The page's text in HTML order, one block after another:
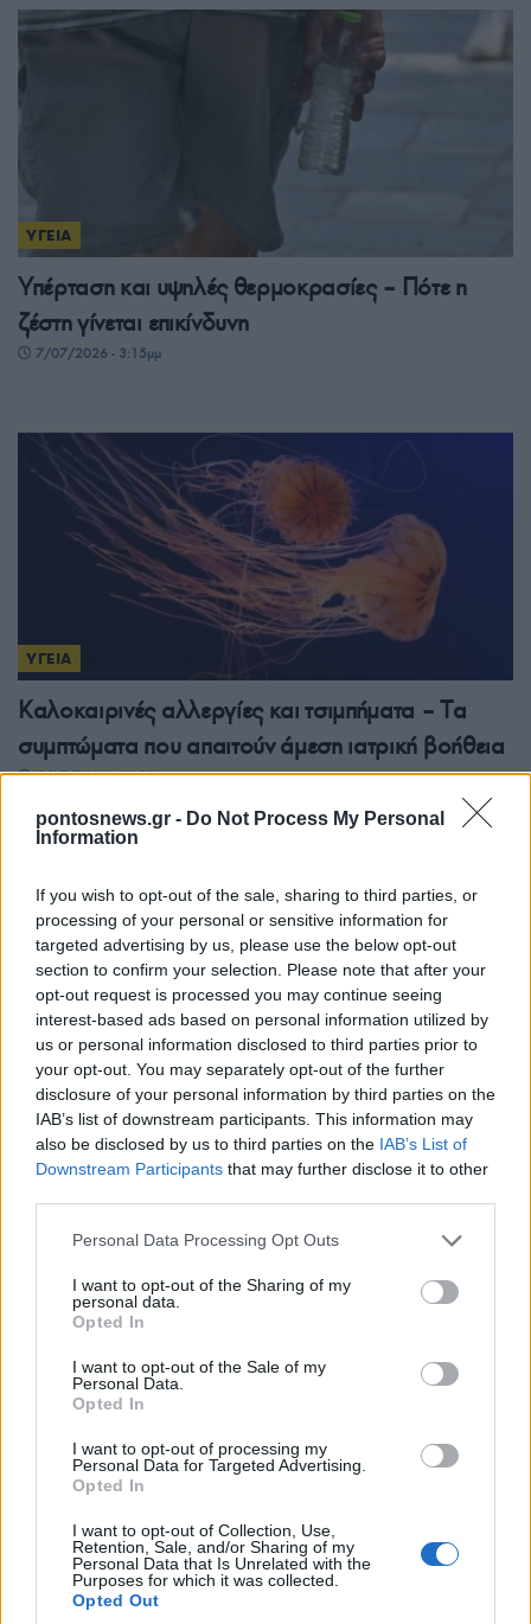
pontosnews.gr - Do Not Process My Personal
Information
If you wish to opt-out of the sale, sharing to third parties, or
processing of your personal or sensitive information for
targeted advertising by us, please use the below opt-out
section to confirm your selection. Please note that after your
opt-out request is processed you may continue seeing
interest-based ads based on personal information utilized by
us or personal information disclosed to third parties prior to
your opt-out. You may separately opt-out of the further
disclosure of your personal information by third parties on the
IAB’s list of downstream participants. This information may
also be disclosed by us to third parties on the IAB’s List of
Downstream Participants that may further disclose it to other
Please note that this website/app uses one or more Google
not limited to your visit or usage behaviour. You may click to
grant or deny consent to Google and its third-party tags to
use your data for below specified purposes in below Google
consent section.
Personal Data Processing Opt Outs
I want to opt-out of the Sharing of my
personal data.
Opted In
I want to opt-out of the Sale of my
Personal Data.
Opted In
I want to opt-out of processing my
Personal Data for Targeted Advertising.
Opted In
I want to opt-out of Collection, Use,
Retention, Sale, and/or Sharing of my
Personal Data that Is Unrelated with the
Purposes for which it was collected.
Opted Out
ΥΓΕΙΑ
Υπέρταση και υψηλές θερμοκρασίες – Πότε η
ζέστη γίνεται επικίνδυνη
7/07/2026 - 3:15μμ
ΥΓΕΙΑ
Καλοκαιρινές αλλεργίες και τσιμπήματα – Tα
συμπτώματα που απαιτούν άμεση ιατρική βοήθεια
5/07/2026 - 10:19πμ
ΥΓΕΙΑ
Μελάνωμα: Τα ύποπτα σημάδια που δεν πρέπει να
αγνοήσετε – Ποιοι ανήκουν στις ομάδες υψηλού
κινδύνου
22/06/2026 - 7:49μμ
Διατροφή: Πώς επηρεάζουν τις συνήθειές μας οι